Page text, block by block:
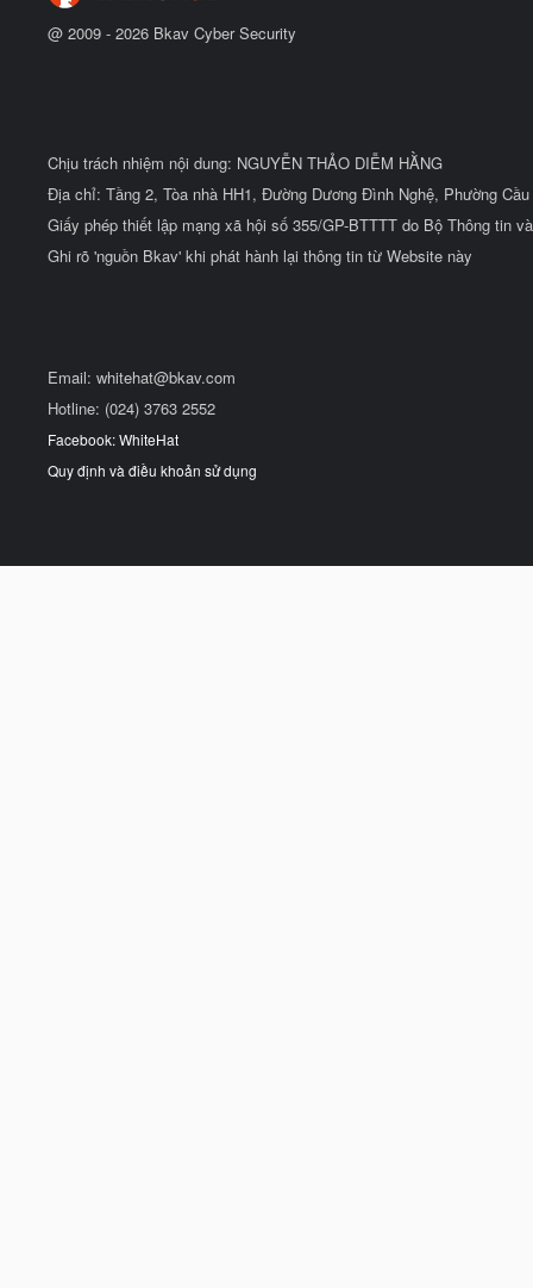
@ 2009 - 2026 Bkav Cyber Security
Chịu trách nhiệm nội dung: NGUYỄN THẢO DIỄM HẰNG
Địa chỉ: Tầng 2, Tòa nhà HH1, Đường Dương Đình Nghệ, Phường
Giấy phép thiết lập mạng xã hội số 355/GP-BTTTT do Bộ Thông tin
Ghi rõ 'nguồn Bkav' khi phát hành lại thông tin từ Website này
Email: whitehat@bkav.com
Hotline: (024) 3763 2552
Facebook: WhiteHat
Quy định và điều khoản sử dụng